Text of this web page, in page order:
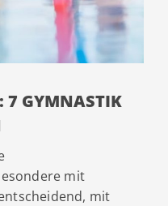
7 GYMNASTIK
mit
mit